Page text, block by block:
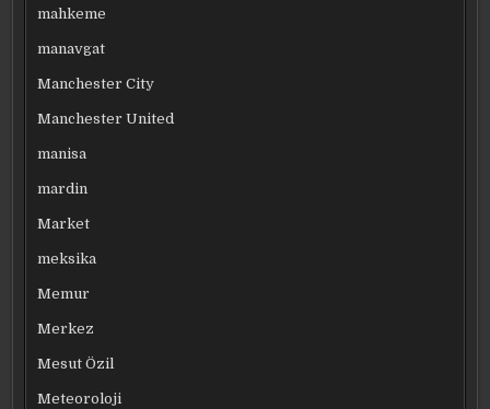
mahkeme
manavgat
Manchester City
Manchester United
manisa
mardin
Market
meksika
Memur
Merkez
Mesut Özil
Meteoroloji